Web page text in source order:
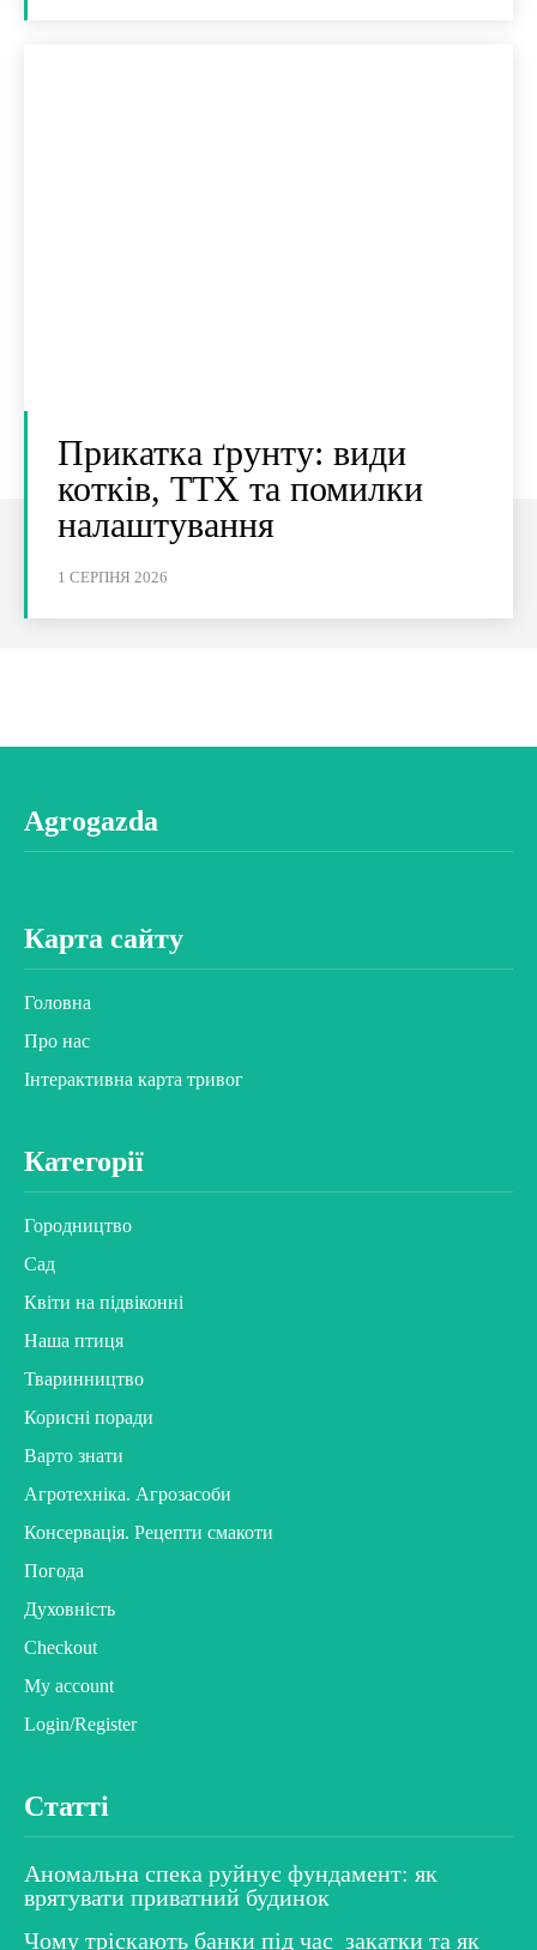
Прикатка ґрунту: види
котків, ТТХ та помилки
налаштування
1 СЕРПНЯ 2026
Agrogazda
Карта сайту
Головна
Про нас
Інтерактивна карта тривог
Категорії
Городництво
Сад
Квіти на підвіконні
Наша птиця
Тваринництво
Корисні поради
Варто знати
Агротехніка. Агрозасоби
Консервація. Рецепти смакоти
Погода
Духовність
Checkout
My account
Login/Register
Статті
Аномальна спека руйнує фундамент: як
врятувати приватний будинок
Чому тріскають банки під час закатки та як